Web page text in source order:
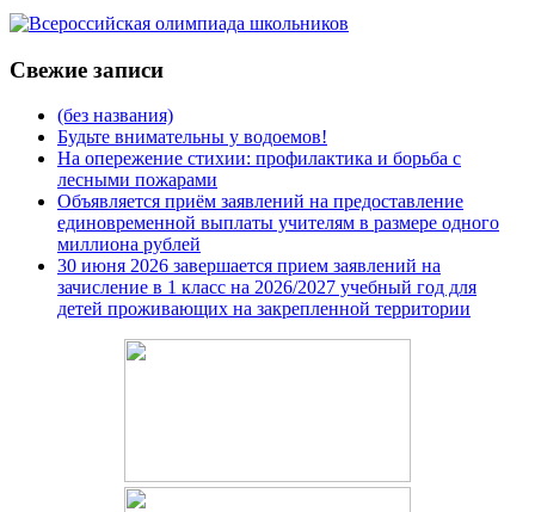
Свежие записи
(без названия)
Будьте внимательны у водоемов!
На опережение стихии: профилактика и борьба с
лесными пожарами
Объявляется приём заявлений на предоставление
единовременной выплаты учителям в размере одного
миллиона рублей
30 июня 2026 завершается прием заявлений на
зачисление в 1 класс на 2026/2027 учебный год для
детей проживающих на закрепленной территории